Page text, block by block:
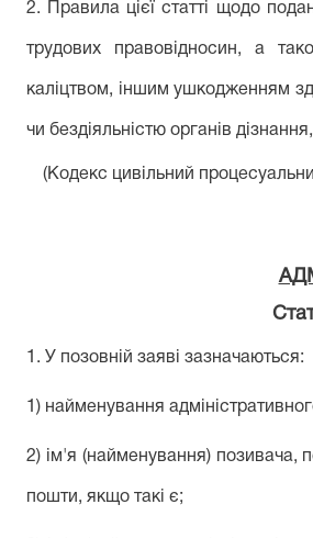
2. Правила цієї статті щодо
трудових правовідносин, а
каліцтвом, іншим ушкодженням
чи бездіяльністю органів
(Кодекс цивільний
1. У позовній заяві зазначаються:
1) найменування
2) ім'я (найменування) позивача,
пошти, якщо такі є;